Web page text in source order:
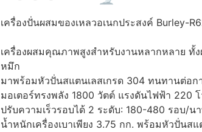
เครื่องปั่นผสมของเหลวอเนกประสงค์ Burley-
เครื่องผสมคุณภาพสูงสำหรับงานหลากหลาย ทั้
หมึก
มาพร้อมหัวปั่นสแตนเลสเกรด 304 ทนทานต่อก
มอเตอร์ทรงพลัง 1800 วัตต์ แรงดันไฟฟ้า 220
ปรับความเร็วรอบได้ 2 ระดับ: 180-480 รอบ/
น้ำหนักเครื่องเบาเพียง 3.75 กก. พร้อมหัวปั่นส